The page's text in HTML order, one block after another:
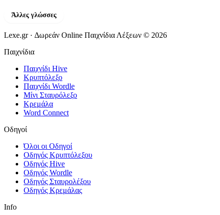
Άλλες γλώσσες
Lexe.gr · Δωρεάν Online Παιχνίδια Λέξεων © 2026
Παιχνίδια
Παιχνίδι Hive
Κρυπτόλεξο
Παιχνίδι Wordle
Μίνι Σταυρόλεξο
Κρεμάλα
Word Connect
Οδηγοί
Όλοι οι Οδηγοί
Οδηγός Κρυπτόλεξου
Οδηγός Hive
Οδηγός Wordle
Οδηγός Σταυρολέξου
Οδηγός Κρεμάλας
Info